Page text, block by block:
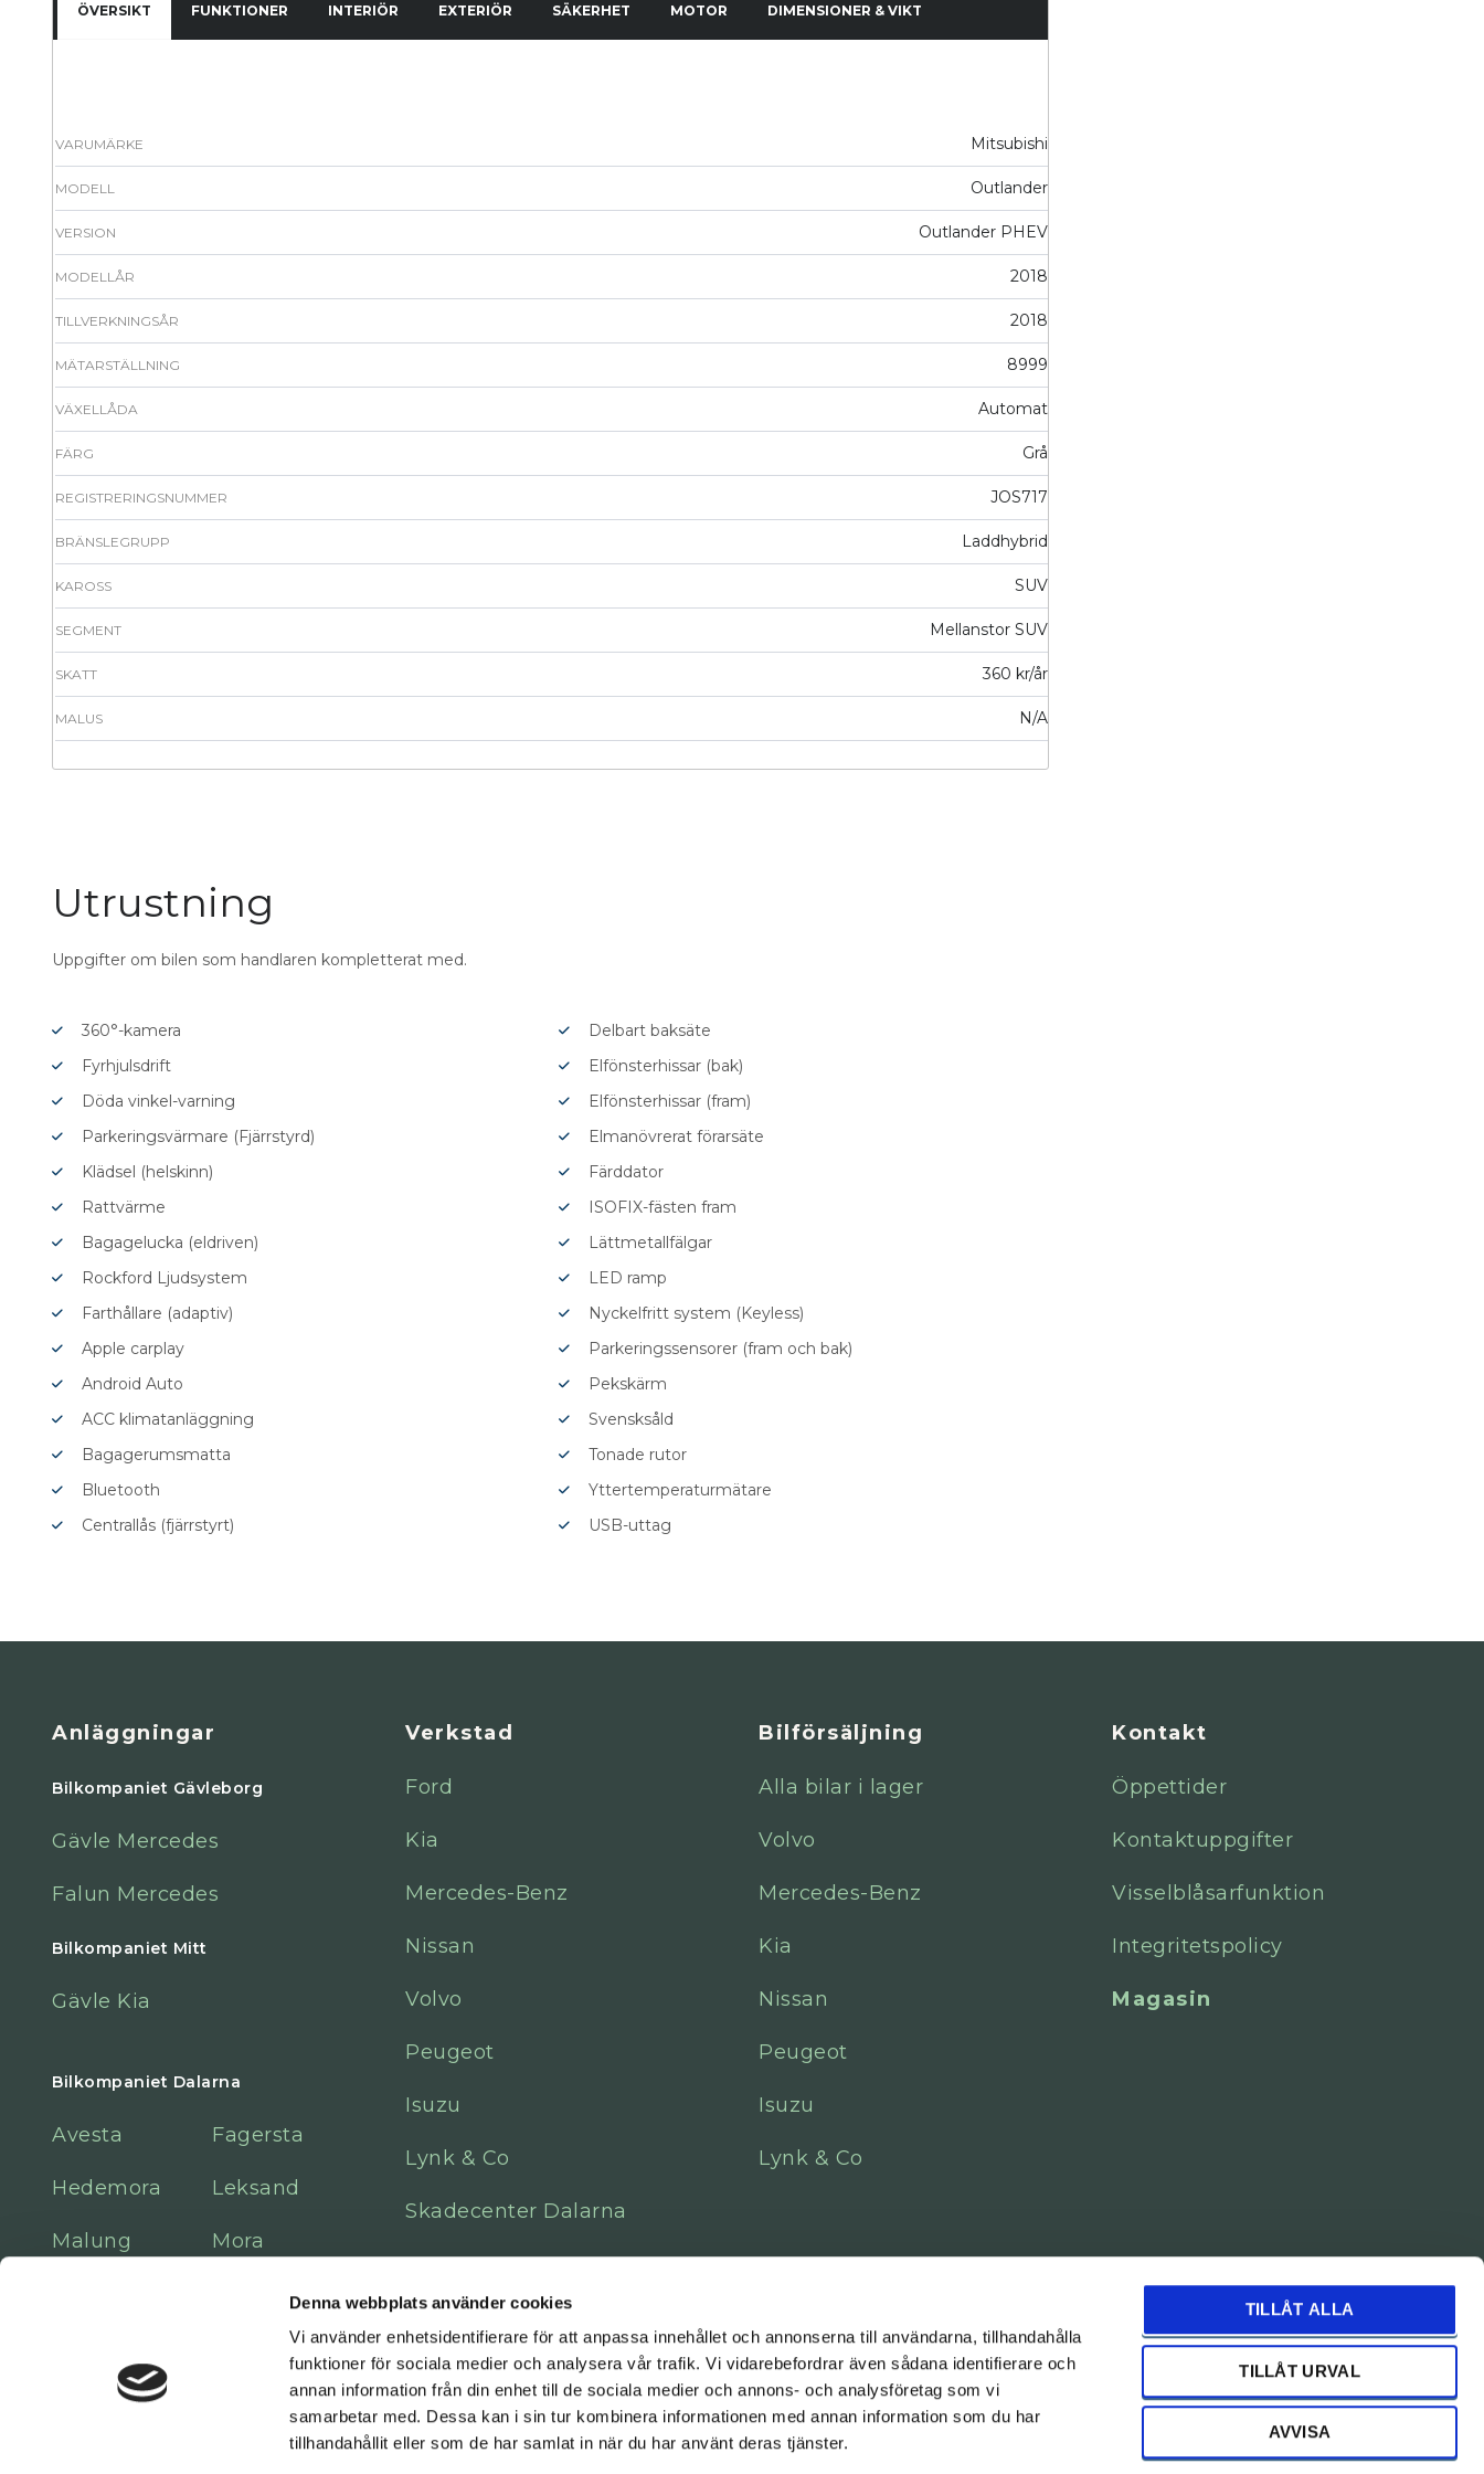
Denna webbplats använder cookies
Vi använder enhetsidentifierare för att anpassa innehållet och annonserna till användarna, tillhandahålla
funktioner för sociala medier och analysera vår trafik. Vi vidarebefordrar även sådana identifierare och
annan information från din enhet till de sociala medier och annons- och analysföretag som vi
samarbetar med. Dessa kan i sin tur kombinera informationen med annan information som du har
tillhandahållit eller som de har samlat in när du har använt deras tjänster.
TILLÅT ALLA
TILLÅT URVAL
AVVISA
ÖVERSIKT FUNKTIONER INTERIÖR EXTERIÖR SÄKERHET MOTOR DIMENSIONER & VIKT
VARUMÄRKE Mitsubishi
MODELL Outlander
VERSION Outlander PHEV
MODELLÅR 2018
TILLVERKNINGSÅR 2018
MÄTARSTÄLLNING 8999
VÄXELLÅDA Automat
FÄRG Grå
REGISTRERINGSNUMMER JOS717
BRÄNSLEGRUPP Laddhybrid
KAROSS SUV
SEGMENT Mellanstor SUV
SKATT 360 kr/år
MALUS N/A
Utrustning
Uppgifter om bilen som handlaren kompletterat med.
360°-kamera
Fyrhjulsdrift
Döda vinkel-varning
Parkeringsvärmare (Fjärrstyrd)
Klädsel (helskinn)
Rattvärme
Bagagelucka (eldriven)
Rockford Ljudsystem
Farthållare (adaptiv)
Apple carplay
Android Auto
ACC klimatanläggning
Bagagerumsmatta
Bluetooth
Centrallås (fjärrstyrt)
Delbart baksäte
Elfönsterhissar (bak)
Elfönsterhissar (fram)
Elmanövrerat förarsäte
Färddator
ISOFIX-fästen fram
Lättmetallfälgar
LED ramp
Nyckelfritt system (Keyless)
Parkeringssensorer (fram och bak)
Pekskärm
Svensksåld
Tonade rutor
Yttertemperaturmätare
USB-uttag
Anläggningar
Bilkompaniet Gävleborg
Gävle Mercedes
Falun Mercedes
Bilkompaniet Mitt
Gävle Kia
Bilkompaniet Dalarna
Avesta
Hedemora
Malung
Fagersta
Leksand
Mora
Verkstad
Ford
Kia
Mercedes-Benz
Nissan
Volvo
Peugeot
Isuzu
Lynk & Co
Skadecenter Dalarna
Bilförsäljning
Alla bilar i lager
Volvo
Mercedes-Benz
Kia
Nissan
Peugeot
Isuzu
Lynk & Co
Kontakt
Öppettider
Kontaktuppgifter
Visselblåsarfunktion
Integritetspolicy
Magasin